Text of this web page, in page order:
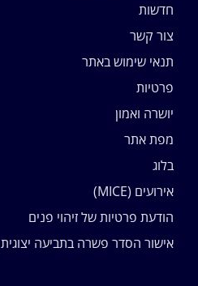
חדשות
צור קשר
תנאי שימוש באתר
פרטיות
יושרה ואמון
מפת אתר
בלוג
אירועים (MICE)
הודעת פרטיות של זיהוי פנים
אישור הסדר פשרה בתביעה יצוגית